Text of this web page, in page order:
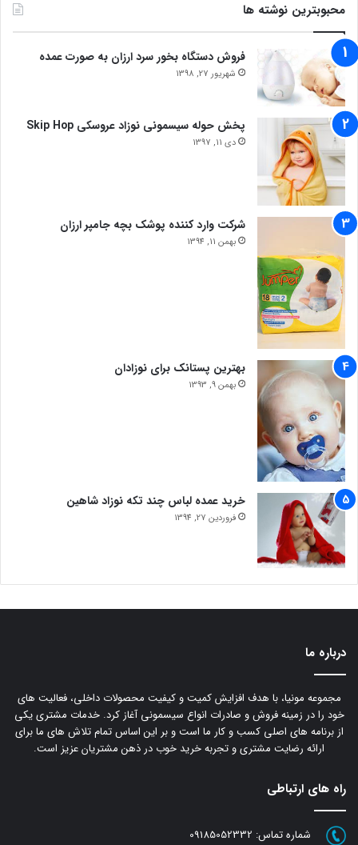
محبوبترین نوشته ها
فروش دستگاه بخور سرد ارزان به صورت عمده
شهریور 27, 1398
پخش حوله سیسمونی نوزاد عروسکی Skip Hop
دی 11, 1397
شرکت وارد کننده پوشک بچه جامپر ارزان
بهمن 11, 1394
بهترین پستانک برای نوزادان
بهمن 9, 1393
خرید عمده لباس چند تکه نوزاد شاهین
فروردین 27, 1394
درباره ما
مجموعه مونیا، با هدف افزایش کمیت و کیفیت محصولات داخلی، فعالیت های
خود را در زمینه فروش و صادرات انواع سیسمونی آغاز کرد. خدمات مشتری یکی
از برنامه های اصلی کسب و کار ما است و بر این اساس تمام تلاش های ما برای
ارائه رضایت مشتری و تجربه خرید خوب در ذهن مشتریان عزیز است.
راه های ارتباطی
شماره تماس: 09185052332